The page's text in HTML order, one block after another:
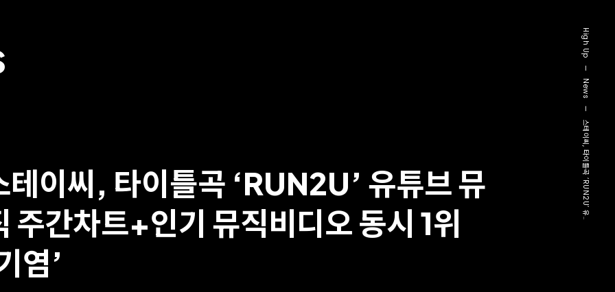
테이씨, 타이틀곡 ‘RUN2U’ 유튜브 뮤
주간차트+인기 뮤직비디오 동시 1위
염’
High Up
—
News
스테이씨, 타이틀곡 ‘RUN2U’ 유..